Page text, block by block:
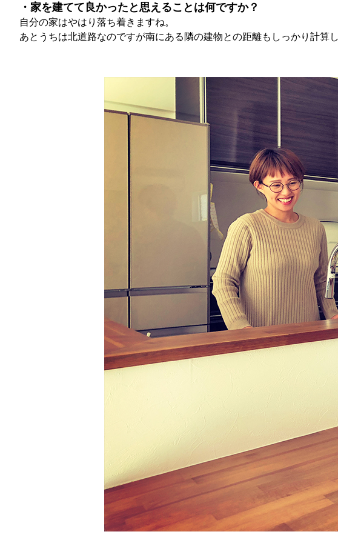
・家を建てて良かったと思えることは何ですか？
自分の家はやはり落ち着きますね。
あとうちは北道路なのですが南にある隣の建物との距離もしっかり計算